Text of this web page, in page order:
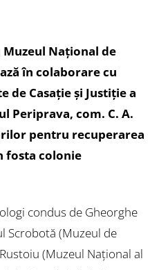
Național de
în colaborare cu
de Casație și Justiție a
Periprava, com. C. A.
pentru recuperarea
fosta colonie
condus de Gheorghe
Scrobotă (Muzeul de
(Muzeul Național al